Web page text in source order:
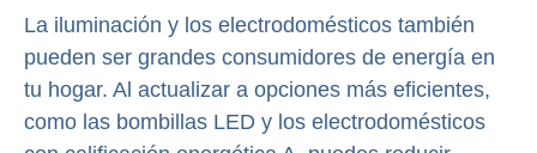
La iluminación y los electrodomésticos también
pueden ser grandes consumidores de energía en
tu hogar. Al actualizar a opciones más eficientes,
como las bombillas LED y los electrodomésticos